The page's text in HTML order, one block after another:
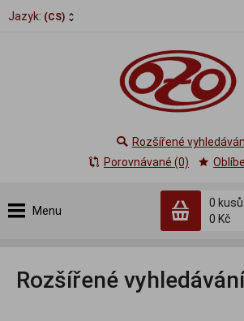
Jazyk: (CS)
Menu
0 kusů
0 Kč
Rozšířené
Porovnávané (0)
Rozšířené vyhledávání